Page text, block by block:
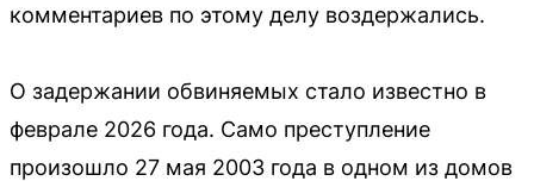
комментариев по этому делу воздержались.
О задержании обвиняемых стало известно в
феврале 2026 года. Само преступление
произошло 27 мая 2003 года в одном из домов